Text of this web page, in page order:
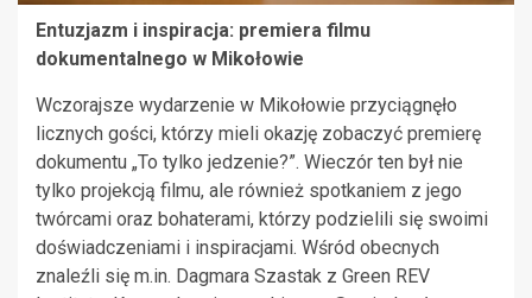
Entuzjazm i inspiracja: premiera filmu
dokumentalnego w Mikołowie
Wczorajsze wydarzenie w Mikołowie przyciągnęło
licznych gości, którzy mieli okazję zobaczyć premierę
dokumentu „To tylko jedzenie?”. Wieczór ten był nie
tylko projekcją filmu, ale również spotkaniem z jego
twórcami oraz bohaterami, którzy podzielili się swoimi
doświadczeniami i inspiracjami. Wśród obecnych
znaleźli się m.in. Dagmara Szastak z Green REV